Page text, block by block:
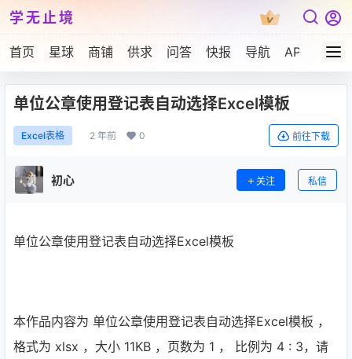
学无止境
首页 星球 商铺 供求 问答 快报 导航 APP下载
单位公章使用登记表自动选择Excel模板
Excel表格 2 年前 0 前往下载
初心 关注 私信
单位公章使用登记表自动选择Excel模板
本作品内容为 单位公章使用登记表自动选择Excel模板 ，
格式为 xlsx ，大小 11KB ，页数为 1 ， 比例为 4 : 3，请